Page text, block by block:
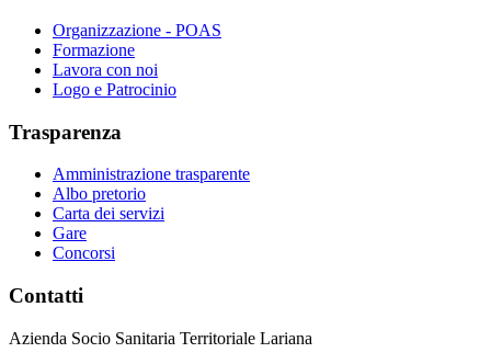
Organizzazione - POAS
Formazione
Lavora con noi
Logo e Patrocinio
Trasparenza
Amministrazione trasparente
Albo pretorio
Carta dei servizi
Gare
Concorsi
Contatti
Azienda Socio Sanitaria Territoriale Lariana